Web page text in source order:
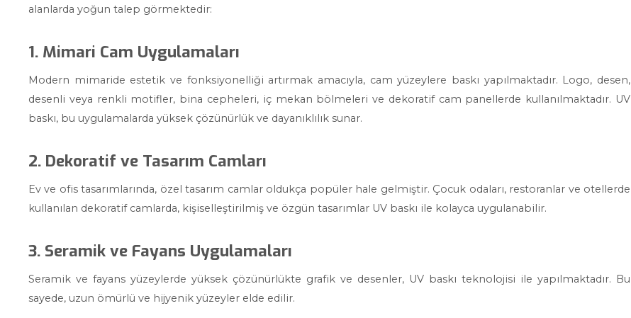
alanlarda yoğun talep görmektedir:
1. Mimari Cam Uygulamaları
Modern mimaride estetik ve fonksiyonelliği artırmak amacıyla, cam yüzeylere baskı yapılmaktadır. Logo, desen,
desenli veya renkli motifler, bina cepheleri, iç mekan bölmeleri ve dekoratif cam panellerde kullanılmaktadır. UV
baskı, bu uygulamalarda yüksek çözünürlük ve dayanıklılık sunar.
2. Dekoratif ve Tasarım Camları
Ev ve ofis tasarımlarında, özel tasarım camlar oldukça popüler hale gelmiştir. Çocuk odaları, restoranlar ve otellerde
kullanılan dekoratif camlarda, kişiselleştirilmiş ve özgün tasarımlar UV baskı ile kolayca uygulanabilir.
3. Seramik ve Fayans Uygulamaları
Seramik ve fayans yüzeylerde yüksek çözünürlükte grafik ve desenler, UV baskı teknolojisi ile yapılmaktadır. Bu
sayede, uzun ömürlü ve hijyenik yüzeyler elde edilir.